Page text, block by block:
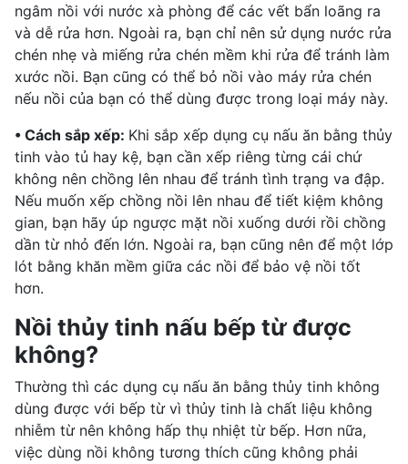
ngâm nồi với nước xà phòng để các vết bẩn loãng ra
và dễ rửa hơn. Ngoài ra, bạn chỉ nên sử dụng nước rửa
chén nhẹ và miếng rửa chén mềm khi rửa để tránh làm
xước nồi. Bạn cũng có thể bỏ nồi vào máy rửa chén
nếu nồi của bạn có thể dùng được trong loại máy này.
• Cách sắp xếp: Khi sắp xếp dụng cụ nấu ăn bằng thủy
tinh vào tủ hay kệ, bạn cần xếp riêng từng cái chứ
không nên chồng lên nhau để tránh tình trạng va đập.
Nếu muốn xếp chồng nồi lên nhau để tiết kiệm không
gian, bạn hãy úp ngược mặt nồi xuống dưới rồi chồng
dần từ nhỏ đến lớn. Ngoài ra, bạn cũng nên để một lớp
lót bằng khăn mềm giữa các nồi để bảo vệ nồi tốt
hơn.
Nồi thủy tinh nấu bếp từ được
không?
Thường thì các dụng cụ nấu ăn bằng thủy tinh không
dùng được với bếp từ vì thủy tinh là chất liệu không
nhiễm từ nên không hấp thụ nhiệt từ bếp. Hơn nữa,
việc dùng nồi không tương thích cũng không phải